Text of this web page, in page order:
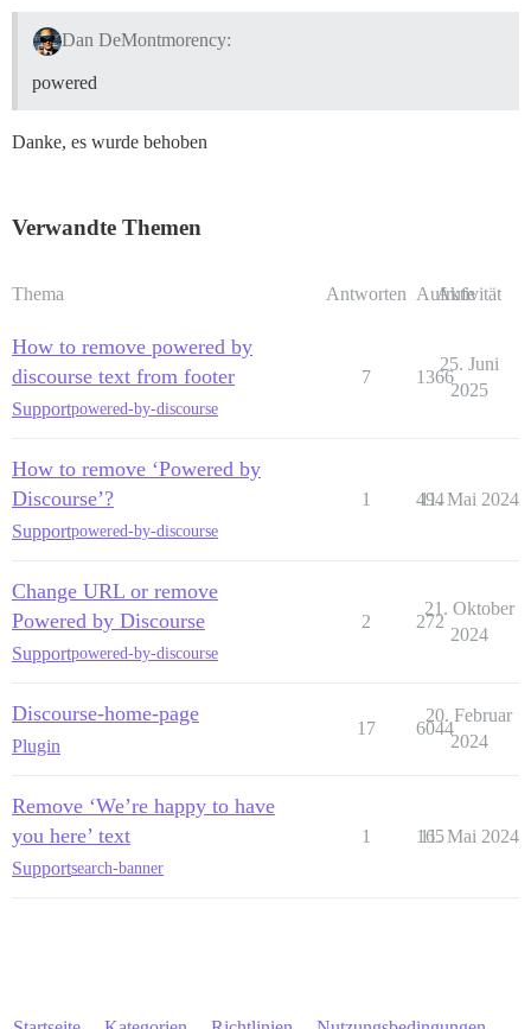
Dan DeMontmorency:
powered
Danke, es wurde behoben
Verwandte Themen
Thema Antworten Aufrufe
Aktivität
How to remove powered by
discourse text from footer
Supportpowered-by-discourse
7 1366
25. Juni
2025
How to remove ‘Powered by
Discourse’?
Supportpowered-by-discourse
1 494
11. Mai 2024
Change URL or remove
Powered by Discourse
Supportpowered-by-discourse
2 272
21. Oktober
2024
Discourse-home-page
Plugin
17 6044
20. Februar
2024
Remove ‘We’re happy to have
you here’ text
Supportsearch-banner
1 165
11. Mai 2024